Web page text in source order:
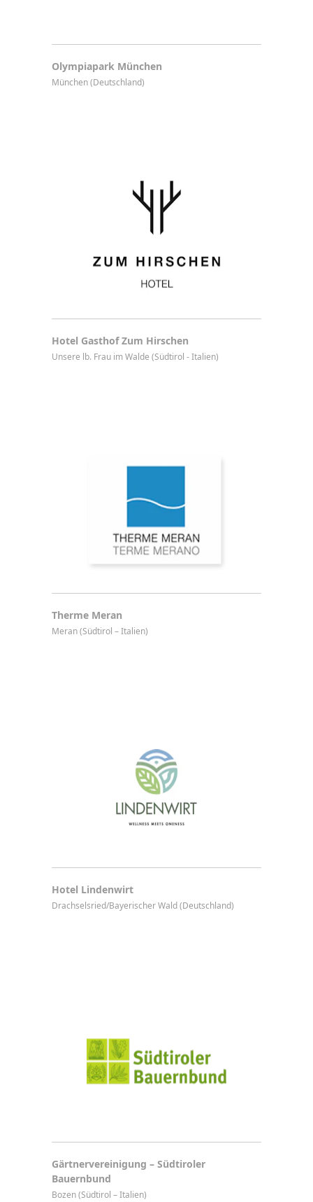
Olympiapark München
München (Deutschland)
Hotel Gasthof Zum Hirschen
Unsere lb. Frau im Walde (Südtirol - Italien)
Therme Meran
Meran (Südtirol – Italien)
Hotel Lindenwirt
Drachselsried/Bayerischer Wald (Deutschland)
Gärtnervereinigung – Südtiroler
Bauernbund
Bozen (Südtirol – Italien)